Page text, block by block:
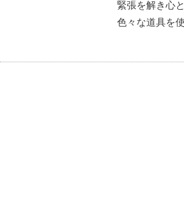
緊張を解き心
色々な道具を